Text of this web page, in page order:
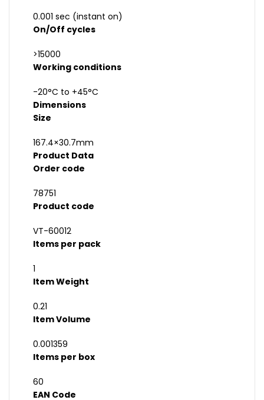
0.001 sec (instant on)
On/Off cycles
>15000
Working conditions
-20°C to +45°C
Dimensions
Size
167.4×30.7mm
Product Data
Order code
78751
Product code
VT-60012
Items per pack
1
Item Weight
0.21
Item Volume
0.001359
Items per box
60
EAN Code